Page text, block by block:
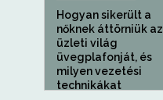
Hogyan sikerült a
nőknek áttörniük az
üzleti világ
üvegplafonját, és
milyen vezetési
technikákat